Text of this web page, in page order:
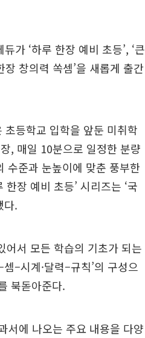
가 ‘하루 한장 예비 초등’, ‘큰
장 창의력 쏙셈’을 새롭게 출간
초등학교 입학을 앞둔 미취학
, 매일 10분으로 일정한 분량
수준과 눈높이에 맞춘 풍부한
장 예비 초등’ 시리즈는 ‘국
다.
어서 모든 학습의 기초가 되는
–시계·달력–규칙’의 구성으
북돋아준다.
서에 나오는 주요 내용을 다양